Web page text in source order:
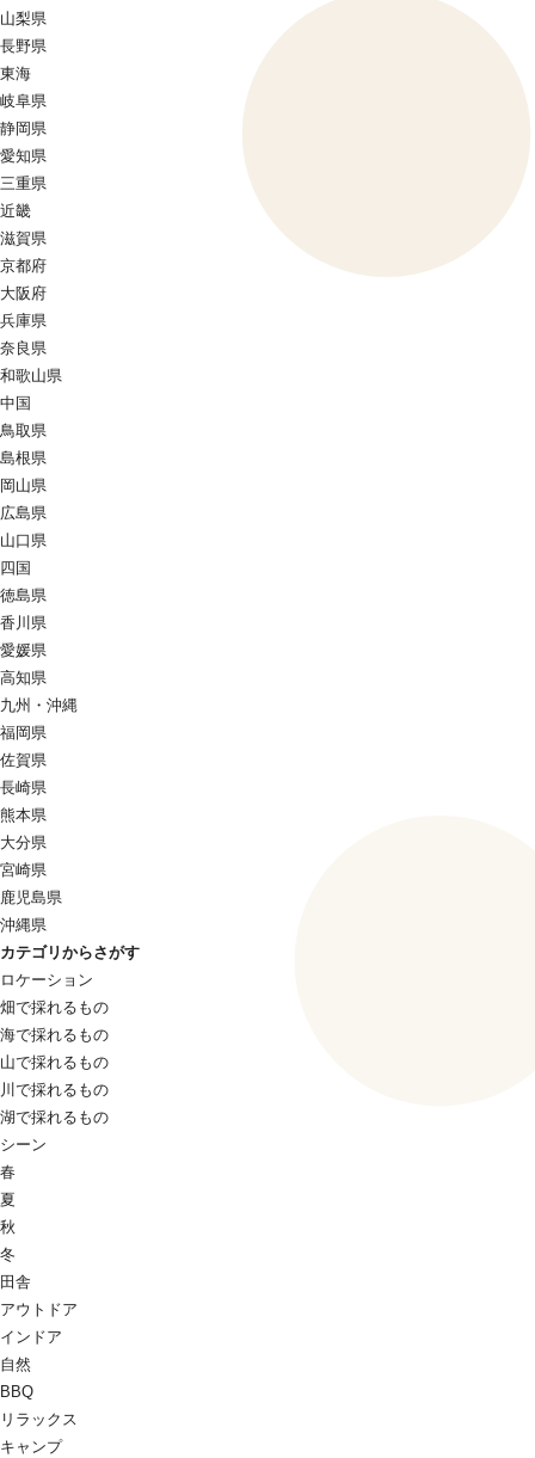
山梨県
長野県
東海
岐阜県
静岡県
愛知県
三重県
近畿
滋賀県
京都府
大阪府
兵庫県
奈良県
和歌山県
中国
鳥取県
島根県
岡山県
広島県
山口県
四国
徳島県
香川県
愛媛県
高知県
九州・沖縄
福岡県
佐賀県
長崎県
熊本県
大分県
宮崎県
鹿児島県
沖縄県
カテゴリからさがす
ロケーション
畑で採れるもの
海で採れるもの
山で採れるもの
川で採れるもの
湖で採れるもの
シーン
春
夏
秋
冬
田舎
アウトドア
インドア
自然
BBQ
リラックス
キャンプ